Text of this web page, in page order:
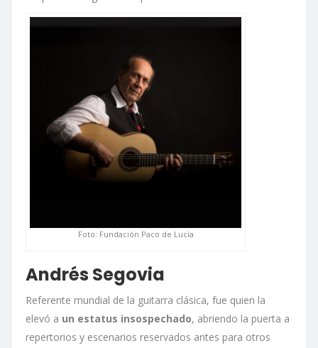
Foto: Fundación Paco de Lucía
Andrés Segovia
Referente mundial de la guitarra clásica, fue quien la
elevó a un estatus insospechado, abriendo la puerta a
repertorios y escenarios reservados antes para otros